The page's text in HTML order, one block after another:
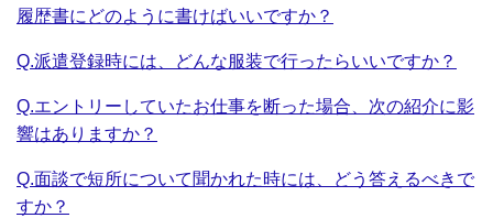
履歴書にどのように書けばいいですか？
Q.派遣登録時には、どんな服装で行ったらいいですか？
Q.エントリーしていたお仕事を断った場合、次の紹介に影
響はありますか？
Q.面談で短所について聞かれた時には、どう答えるべきで
すか？